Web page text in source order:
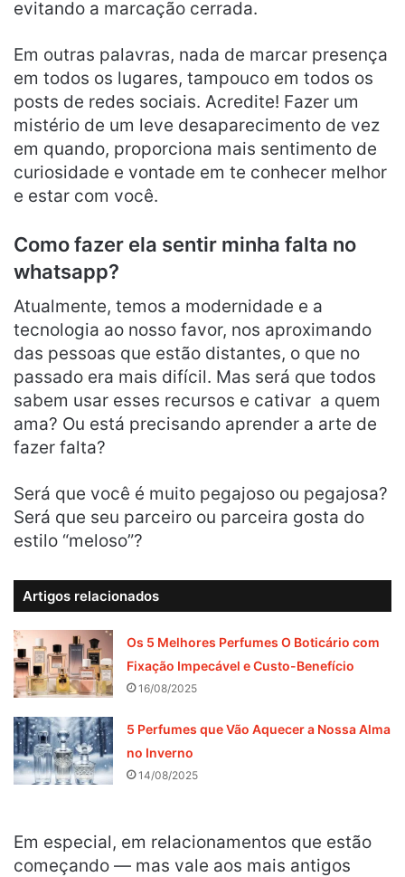
evitando a marcação cerrada.
Em outras palavras, nada de marcar presença
em todos os lugares, tampouco em todos os
posts de redes sociais. Acredite! Fazer um
mistério de um leve desaparecimento de vez
em quando, proporciona mais sentimento de
curiosidade e vontade em te conhecer melhor
e estar com você.
Como fazer ela sentir minha falta no
whatsapp?
Atualmente, temos a modernidade e a
tecnologia ao nosso favor, nos aproximando
das pessoas que estão distantes, o que no
passado era mais difícil. Mas será que todos
sabem usar esses recursos e cativar a quem
ama? Ou está precisando aprender a arte de
fazer falta?
Será que você é muito pegajoso ou pegajosa?
Será que seu parceiro ou parceira gosta do
estilo “meloso”?
Artigos relacionados
Os 5 Melhores Perfumes O Boticário com
Fixação Impecável e Custo-Benefício
16/08/2025
5 Perfumes que Vão Aquecer a Nossa Alma
no Inverno
14/08/2025
Em especial, em relacionamentos que estão
começando — mas vale aos mais antigos